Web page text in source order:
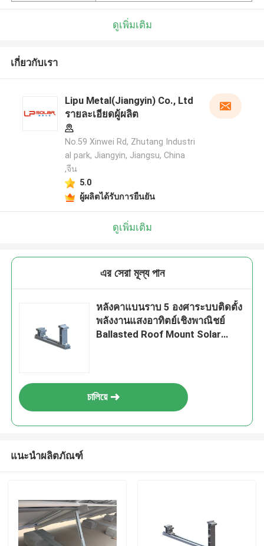
ดูเพิ่มเติม
เกี่ยวกับเรา
Lipu Metal(Jiangyin) Co., Ltd
รายละเอียดผู้ผลิต
No.59 Xinwei Rd, Zhutang Industri
al park, Jiangyin, Jiangsu, China
,จีน
5.0
ผู้ผลิตได้รับการยืนยัน
ดูเพิ่มเติม
এর সেরা মূল্য পান
หลังคาแบนราบ 5 องศาระบบติดตั้ง
พลังงานแสงอาทิตย์เชิงพาณิชย์
Ballasted Roof Mount Solar
চালিয়ে
แนะนำผลิตภัณฑ์